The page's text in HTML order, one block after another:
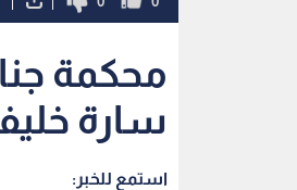
سارة
استمع للخبر: